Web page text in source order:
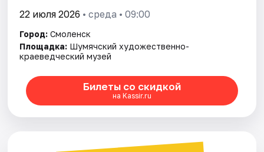
22 июля 2026 • среда • 09:00
Город: Смоленск
Площадка: Шумячский художественно-
краеведческий музей
Билеты со скидкой
на Kassir.ru